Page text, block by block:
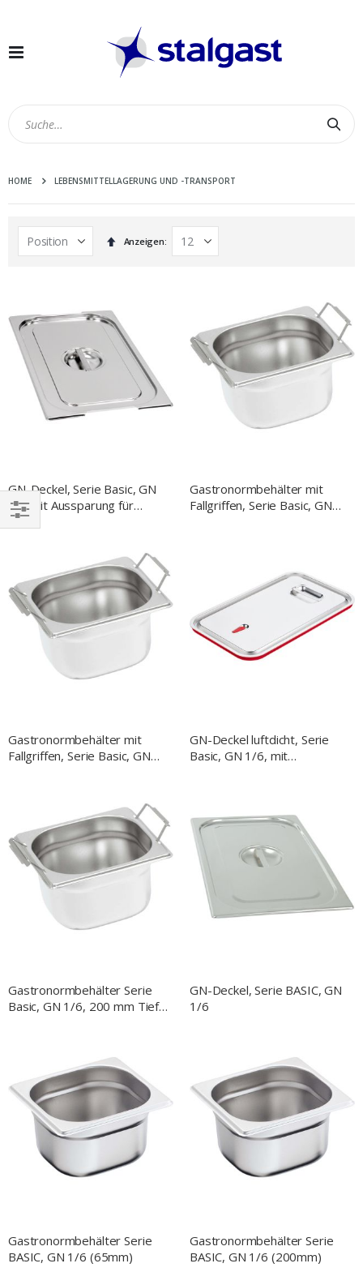
Navigation
HOME LEBENSMITTELLAGERUNG UND -TRANSPORT
In
absteigender
Anzeigen
GN-Deckel, Serie Basic, GN
1/6 mit Aussparung für
Fallgriffe
Gastronormbehälter mit
Fallgriffen, Serie Basic, GN
Gastronormbehälter mit
Fallgriffen, Serie Basic, GN
GN-Deckel luftdicht, Serie
Basic, GN 1/6, mit
Gastronormbehälter Serie
Basic, GN 1/6, 200 mm Tiefe,
GN-Deckel, Serie BASIC, GN
1/6
Gastronormbehälter Serie
BASIC, GN 1/6 (65mm)
Gastronormbehälter Serie
BASIC, GN 1/6 (200mm)
EINKAUFEN